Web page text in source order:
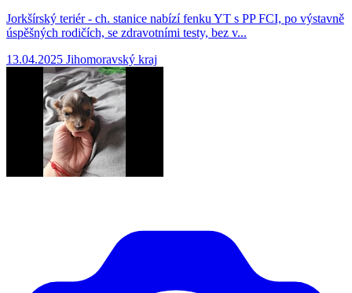
Jorkšírský teriér - ch. stanice nabízí fenku YT s PP FCI, po výstavně
úspěšných rodičích, se zdravotními testy, bez v...
13.04.2025 Jihomoravský kraj